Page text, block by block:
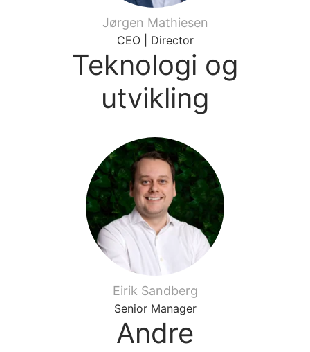
Jørgen Mathiesen
CEO | Director
Teknologi og
utvikling
Eirik Sandberg
Senior Manager
Andre